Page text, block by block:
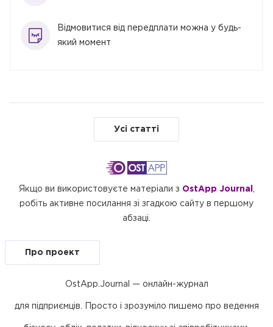
Відмовитися від передплати можна у будь-
який момент
Усі статті
Якщо ви використовуєте матеріали з OstApp Journal
робіть активне посилання зі згадкою сайту в першому
абзаці.
Про проект
OstApp.Journal — онлайн-журнал
для підприємців. Просто і зрозуміло пишемо про ведення